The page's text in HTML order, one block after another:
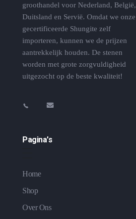
groothandel voor Nederland, België,
Duitsland en Servië. Omdat we onze
gecertificeerde Shungite zelf
importeren, kunnen we de prijzen
aantrekkelijk houden. De stenen
worden met grote zorgvuldigheid
uitgezocht op de beste kwaliteit!
Pagina's
Home
Shop
Over Ons